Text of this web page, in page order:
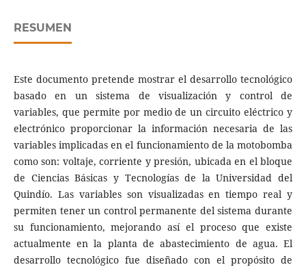
RESUMEN
Este documento pretende mostrar el desarrollo tecnológico
basado en un sistema de visualización y control de
variables, que permite por medio de un circuito eléctrico y
electrónico proporcionar la información necesaria de las
variables implicadas en el funcionamiento de la motobomba
como son: voltaje, corriente y presión, ubicada en el bloque
de Ciencias Básicas y Tecnologías de la Universidad del
Quindío. Las variables son visualizadas en tiempo real y
permiten tener un control permanente del sistema durante
su funcionamiento, mejorando así el proceso que existe
actualmente en la planta de abastecimiento de agua. El
desarrollo tecnológico fue diseñado con el propósito de